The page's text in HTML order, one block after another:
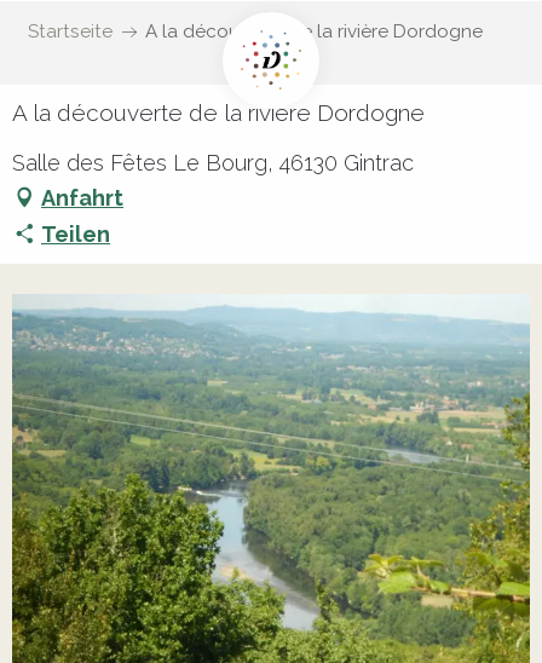
Startseite A la découverte de la rivière Dordogne
A la découverte de la rivière Dordogne
Salle des Fêtes Le Bourg, 46130 Gintrac
Anfahrt
Teilen